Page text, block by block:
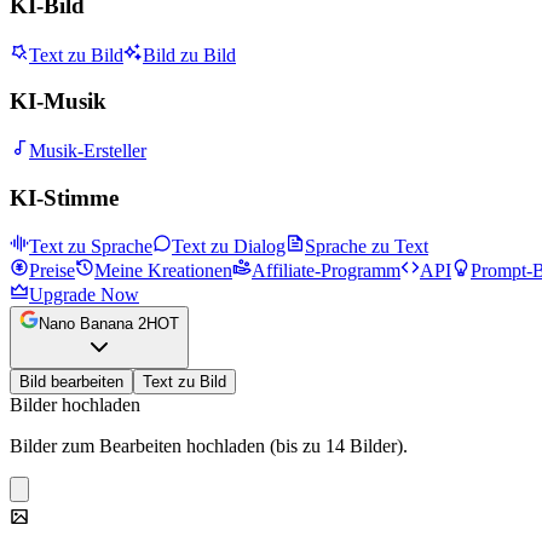
KI-Bild
Text zu Bild Bild zu Bild
KI-Musik
Musik-Ersteller
KI-Stimme
Text zu Sprache Text zu Dialog
Sprache zu Text
Preise
Meine Kreationen Affiliate-Programm API
Prompt-
Upgrade Now
Nano Banana 2HOT
Bild bearbeiten Text zu Bild
Bilder hochladen
Bilder zum Bearbeiten hochladen (bis zu 14 Bilder).